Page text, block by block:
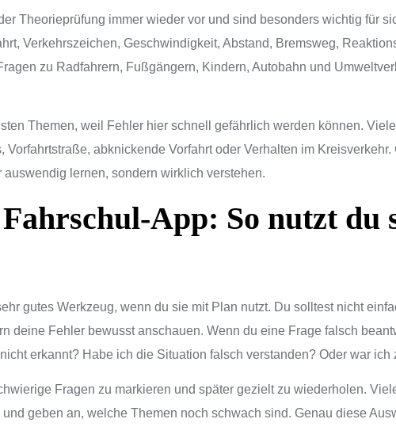
Theorieprüfung immer wieder vor und sind besonders wichtig für
Verkehrszeichen, Geschwindigkeit, Abstand, Bremsweg,
zu Radfahrern, Fußgängern, Kindern, Autobahn und
Themen, weil Fehler hier schnell gefährlich werden können.
Vorfahrtstraße, abknickende Vorfahrt oder Verhalten im Kreisverkehr.
lernen, sondern wirklich verstehen.
App: So nutzt du
gutes Werkzeug, wenn du sie mit Plan nutzt. Du solltest nicht
deine Fehler bewusst anschauen. Wenn du eine Frage falsch
erkannt? Habe ich die Situation falsch verstanden? Oder war ich
Fragen zu markieren und später gezielt zu wiederholen.
geben an, welche Themen noch schwach sind. Genau diese